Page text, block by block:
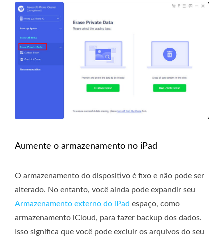
Aumente o armazenamento no iPad
O armazenamento do dispositivo é fixo e não pode ser
alterado. No entanto, você ainda pode expandir seu
Armazenamento externo do iPad espaço, como
armazenamento iCloud, para fazer backup dos dados.
Isso significa que você pode excluir os arquivos do seu